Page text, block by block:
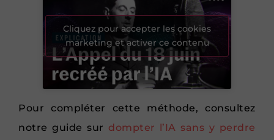
Cliquez pour accepter les cookies
marketing et activer ce contenu
Pour compléter cette méthode, consultez
notre guide sur dompter l’IA sans y perdre